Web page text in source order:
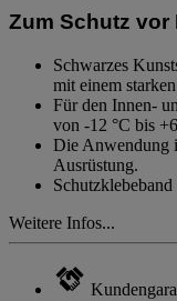
derselben
Seite.
Zum Schutz
Schwarzes
mit einem
Für den Innen-
von -12 °C bis
Die Anwendung
Ausrüstung.
Weitere Infos...